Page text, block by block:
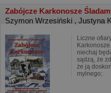
Zabójcze Karkonosze
Szymon Wrzesiński , Justyna
Liczne
niechaj
sądzą, że
że ją
mylnego;